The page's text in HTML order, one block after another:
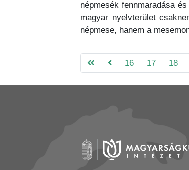
népmesék fennmaradása
magyar nyelvterület
népmese, hanem a
16 17 18